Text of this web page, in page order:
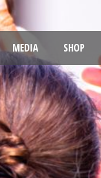
MEDIA SHOP